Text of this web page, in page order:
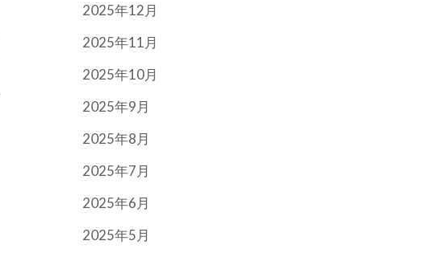
2025年12月
2025年11月
2025年10月
2025年9月
2025年8月
2025年7月
2025年6月
2025年5月